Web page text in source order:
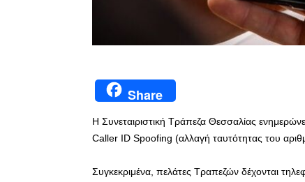
Share
Η Συνεταιριστική Τράπεζα Θεσσαλίας
Caller ID Spoofing (αλλαγή ταυτότητας του
Συγκεκριμένα, πελάτες Τραπεζών δέχονται